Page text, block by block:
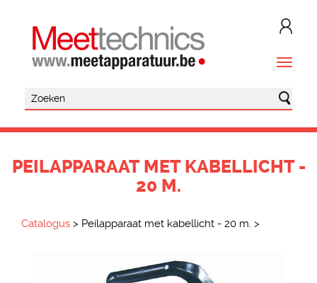
PEILAPPARAAT MET KABELLICHT -
20 M.
Catalogus > Peilapparaat met kabellicht - 20 m. >